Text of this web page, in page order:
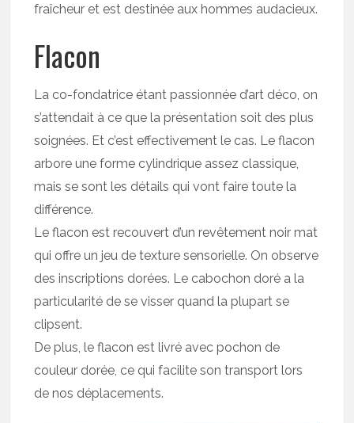
fraîcheur et est destinée aux hommes audacieux.
Flacon
La co-fondatrice étant passionnée d’art déco, on
s’attendait à ce que la présentation soit des plus
soignées. Et c’est effectivement le cas. Le flacon
arbore une forme cylindrique assez classique,
mais se sont les détails qui vont faire toute la
différence.
Le flacon est recouvert d’un revêtement noir mat
qui offre un jeu de texture sensorielle. On observe
des inscriptions dorées. Le cabochon doré a la
particularité de se visser quand la plupart se
clipsent.
De plus, le flacon est livré avec pochon de
couleur dorée, ce qui facilite son transport lors
de nos déplacements.